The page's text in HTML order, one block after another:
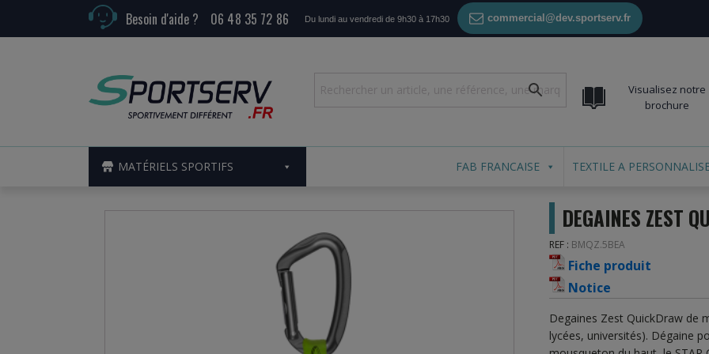
Besoin d'aide ? 06 48 35 72 86 Du lundi au vendredi de 9h30 à 17h30 commercial@dev.sportserv.fr
Visualisez notre
brochure
MATÉRIELS SPORTIFS FAB FRANCAISE TEXTILE A
DEGAINES ZEST
REF : BMQZ.5BEA
Fiche produit
Notice
Degaines Zest QuickDraw de
lycées, universités). Dégaine